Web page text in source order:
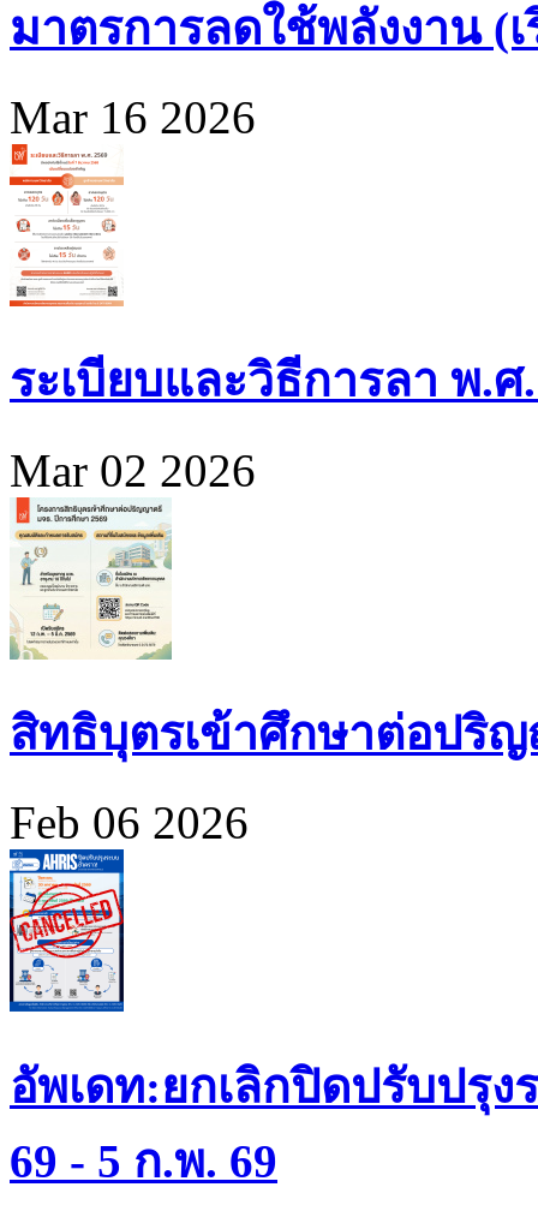
มาตรการลดใช้พลังงาน (เ
Mar 16 2026
ระเบียบและวิธีการลา พ.ศ.
Mar 02 2026
สิทธิบุตรเข้าศึกษาต่อปริญ
Feb 06 2026
อัพเดท:ยกเลิกปิดปรับปรุ
69 - 5 ก.พ. 69